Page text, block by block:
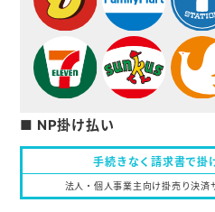
■ NP掛け払い
手続きなく請求書で掛
法人・個人事業主向け掛売り決済